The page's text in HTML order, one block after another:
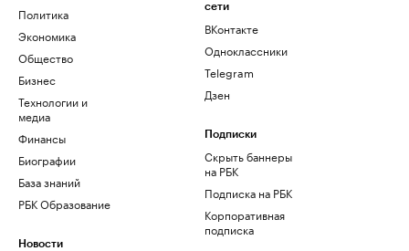
Политика
Экономика
Общество
Бизнес
Технологии и
медиа
Финансы
Биографии
База знаний
РБК Образование
Новости
сети
ВКонтакте
Одноклассники
Telegram
Дзен
Подписки
Скрыть баннеры
на РБК
Подписка на РБК
Корпоративная
подписка